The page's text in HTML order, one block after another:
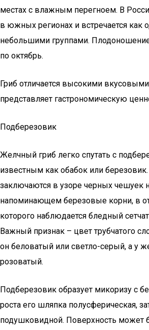
местах с влажным перегноем. В
в южных регионах и встречается как
небольшими группами.
по октябрь.
Гриб отличается высокими
представляет гастрономическую
Подберезовик
Желчный гриб легко спутать с
известным как обабок или
заключаются в узоре черных чешуек
напоминающем березовые корни, в
которого наблюдается бледный
Важный признак – цвет трубчатого
он беловатый или светло-серый, а у
розоватый.
Подберезовик образует микоризу с
роста его шляпка полусферическая,
подушковидной. Поверхность может